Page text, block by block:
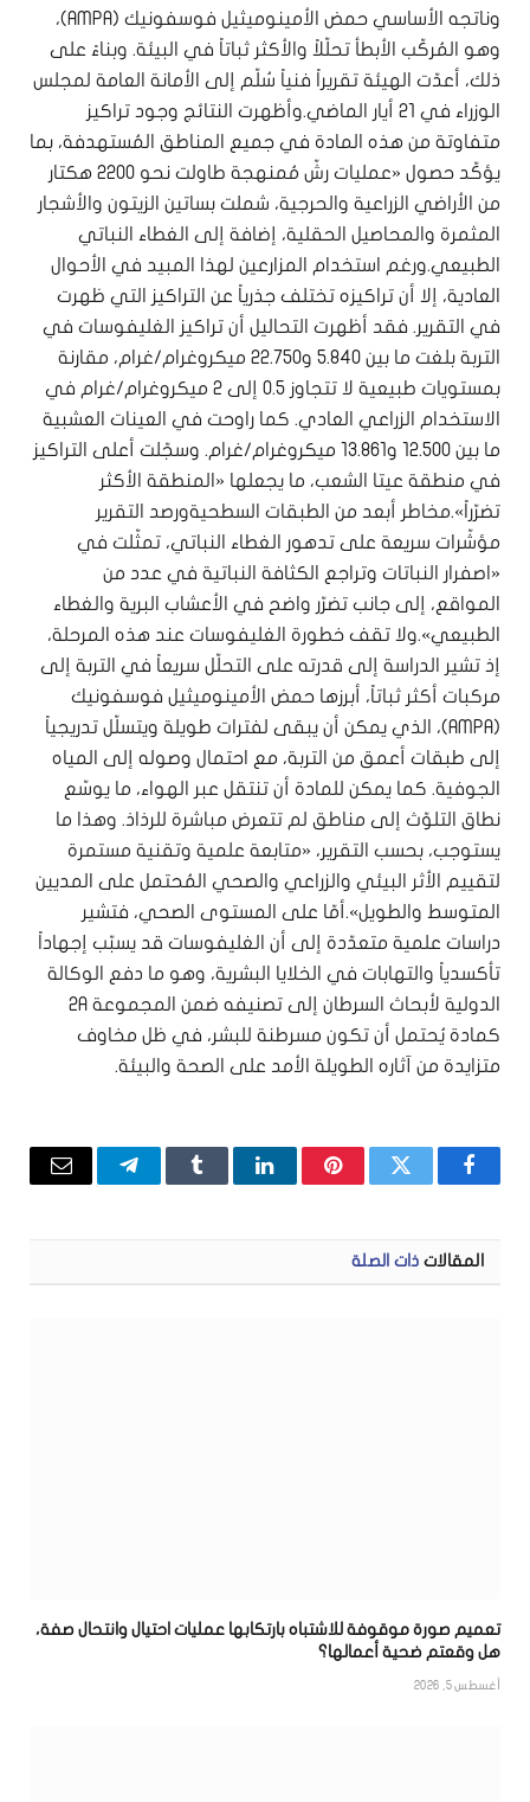
وناتجه الأساسي حمض الأمينوميثيل فوسفونيك (AMPA)،
وهو المُركّب الأبطأ تحلّلاً والأكثر ثباتاً في البيئة. وبناءً على
ذلك، أعدّت الهيئة تقريراً فنياً سُلّم إلى الأمانة العامة لمجلس
الوزراء في 21 أيار الماضي.وأظهرت النتائج وجود تراكيز
متفاوتة من هذه المادة في جميع المناطق المُستهدفة، بما
يؤكّد حصول «عمليات رشّ مُمنهجة طاولت نحو 2200 هكتار
من الأراضي الزراعية والحرجية، شملت بساتين الزيتون والأشجار
المثمرة والمحاصيل الحقلية، إضافة إلى الغطاء النباتي
الطبيعي.ورغم استخدام المزارعين لهذا المبيد في الأحوال
العادية، إلا أن تراكيزه تختلف جذرياً عن التراكيز التي ظهرت
في التقرير. فقد أظهرت التحاليل أن تراكيز الغليفوسات في
التربة بلغت ما بين 5.840 و22.750 ميكروغرام/غرام، مقارنة
بمستويات طبيعية لا تتجاوز 0.5 إلى 2 ميكروغرام/غرام في
الاستخدام الزراعي العادي. كما راوحت في العينات العشبية
ما بين 12.500 و13.861 ميكروغرام/غرام. وسجّلت أعلى التراكيز
في منطقة عيتا الشعب، ما يجعلها «المنطقة الأكثر
تضرّراً».مخاطر أبعد من الطبقات السطحيةورصد التقرير
مؤشّرات سريعة على تدهور الغطاء النباتي، تمثّلت في
«اصفرار النباتات وتراجع الكثافة النباتية في عدد من
المواقع، إلى جانب تضرّر واضح في الأعشاب البرية والغطاء
الطبيعي».ولا تقف خطورة الغليفوسات عند هذه المرحلة،
إذ تشير الدراسة إلى قدرته على التحلّل سريعاً في التربة إلى
مركبات أكثر ثباتاً، أبرزها حمض الأمينوميثيل فوسفونيك
(AMPA)، الذي يمكن أن يبقى لفترات طويلة ويتسلّل تدريجياً
إلى طبقات أعمق من التربة، مع احتمال وصوله إلى المياه
الجوفية. كما يمكن للمادة أن تنتقل عبر الهواء، ما يوسّع
نطاق التلوّث إلى مناطق لم تتعرض مباشرة للرذاذ. وهذا ما
يستوجب، بحسب التقرير، «متابعة علمية وتقنية مستمرة
لتقييم الأثر البيئي والزراعي والصحي المُحتمل على المديين
المتوسط والطويل».أمّا على المستوى الصحي، فتشير
دراسات علمية متعدّدة إلى أن الغليفوسات قد يسبّب إجهاداً
تأكسدياً والتهابات في الخلايا البشرية، وهو ما دفع الوكالة
الدولية لأبحاث السرطان إلى تصنيفه ضمن المجموعة 2A
كمادة يُحتمل أن تكون مسرطنة للبشر، في ظل مخاوف
متزايدة من آثاره الطويلة الأمد على الصحة والبيئة.
فيسبوكتويتر بينتيريستلينكدإنTumblrتيلقرامالبريد
المقالات ذات الصلة
تعميم صورة موقوفة للاشتباه بارتكابها عمليات احتيال وانتحال صفة،
هل وقعتم ضحية أعمالها؟
أغسطس 5, 2026